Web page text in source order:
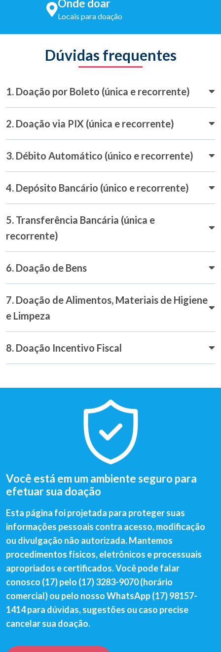
Onde doar
Locais para doação
Dúvidas frequentes
1. Doação por Boleto (única e recorrente)
2. Doação via PIX (única e recorrente)
3. Débito Automático (único e recorrente)
4. Depósito Bancário (único e recorrente)
5. Transferência Bancária (única e
recorrente)
6. Doação de Bens
7. Doação de Alimentos, Materiais de Higiene
e Limpeza
8. Doação Incentivo Fiscal
Você está em um ambiente seguro para
efetuar sua doação
Esta página foi projetada para proteger suas
informações pessoais contra acesso, modificação
ou divulgação não autorizada. Mantemos
procedimentos físicos, eletrônicos e processuais
apropriados e certificados. Você pode falar
conosco (17) pelo (17) 3283-9070 (horário
comercial) ou pelo nosso WhatsApp (17) 98157-
1414 para dúvidas, sugestões ou caso precise
cancelar sua doação.